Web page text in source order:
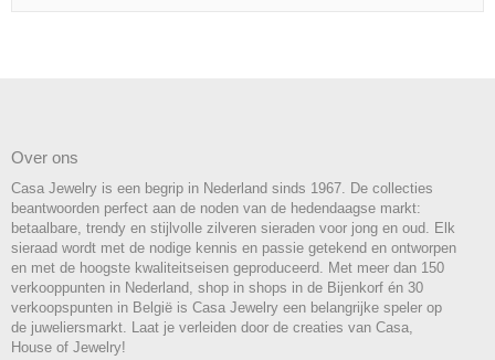
Over ons
Casa Jewelry is een begrip in Nederland sinds 1967. De collecties
beantwoorden perfect aan de noden van de hedendaagse markt:
betaalbare, trendy en stijlvolle zilveren sieraden voor jong en oud. Elk
sieraad wordt met de nodige kennis en passie getekend en ontworpen
en met de hoogste kwaliteitseisen geproduceerd. Met meer dan 150
verkooppunten in Nederland, shop in shops in de Bijenkorf én 30
verkoopspunten in België is Casa Jewelry een belangrijke speler op
de juweliersmarkt. Laat je verleiden door de creaties van Casa,
House of Jewelry!